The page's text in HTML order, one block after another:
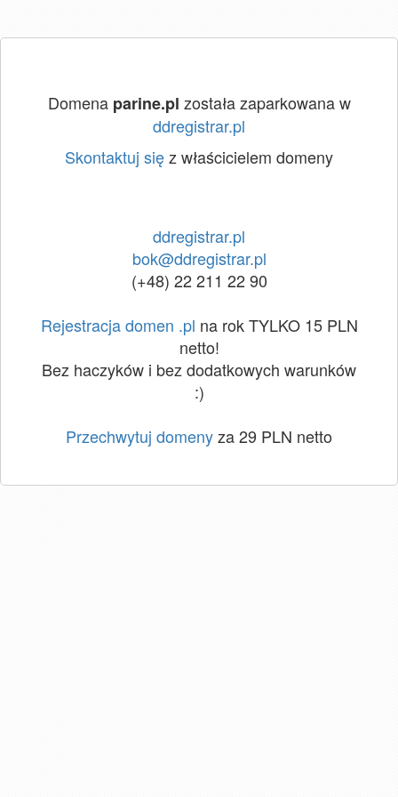
Domena parine.pl została zaparkowana w
ddregistrar.pl
Skontaktuj sięz właścicielem domeny
ddregistrar.pl
bok@ddregistrar.pl
(+48) 22 211 22 90
Rejestracja domen .pl na rok TYLKO 15 PLN
netto!
Bez haczyków i bez dodatkowych warunków
:)
Przechwytuj domenyza 29 PLN netto